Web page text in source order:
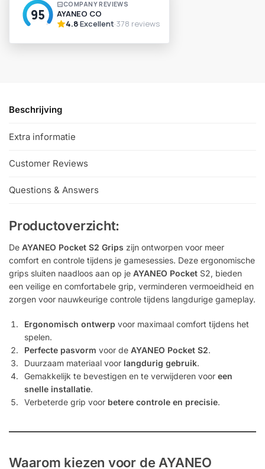
e
Beschrijving
Extra informatie
Customer Reviews
Questions & Answers
Productoverzicht:
De AYANEO Pocket S2 Grips zijn ontworpen voor meer
comfort en controle tijdens je gamesessies. Deze ergonomische
grips sluiten naadloos aan op je AYANEO Pocket S2, bieden
een veilige en comfortabele grip, verminderen vermoeidheid en
zorgen voor nauwkeurige controle tijdens langdurige gameplay.
Ergonomisch ontwerp voor maximaal comfort tijdens het
spelen.
Perfecte pasvorm voor de AYANEO Pocket S2.
Duurzaam materiaal voor langdurig gebruik.
Gemakkelijk te bevestigen en te verwijderen voor een
snelle installatie.
Verbeterde grip voor betere controle en precisie.
Waarom kiezen voor de AYANEO